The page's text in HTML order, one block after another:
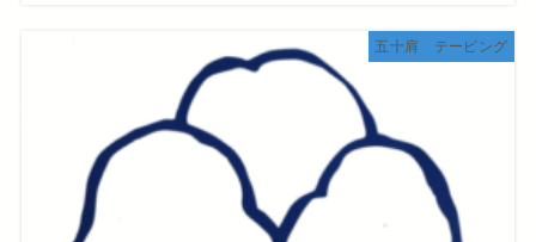
五十肩 テーピング